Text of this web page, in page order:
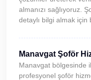
almanızı sağlıyoruz.
detaylı bilgi almak için
Manavgat Şoför
Manavgat bölgesinde
profesyonel şoför